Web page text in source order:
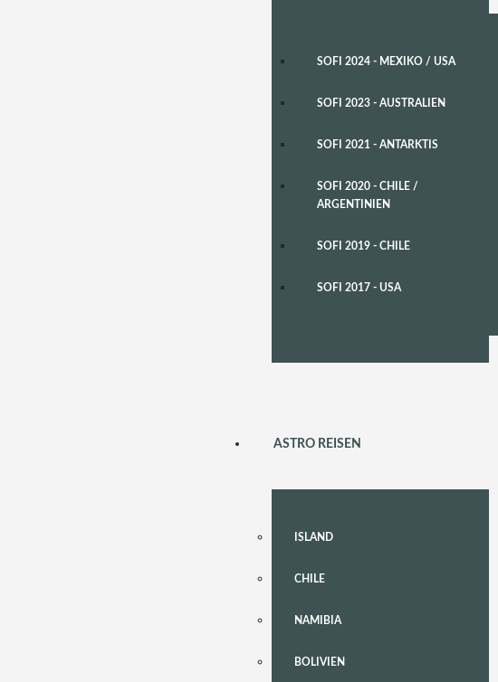
SOFI 2024 - MEXIKO / USA
SOFI 2023 - AUSTRALIEN
SOFI 2021 - ANTARKTIS
SOFI 2020 - CHILE /
ARGENTINIEN
SOFI 2019 - CHILE
SOFI 2017 - USA
ASTRO REISEN
ISLAND
CHILE
NAMIBIA
BOLIVIEN